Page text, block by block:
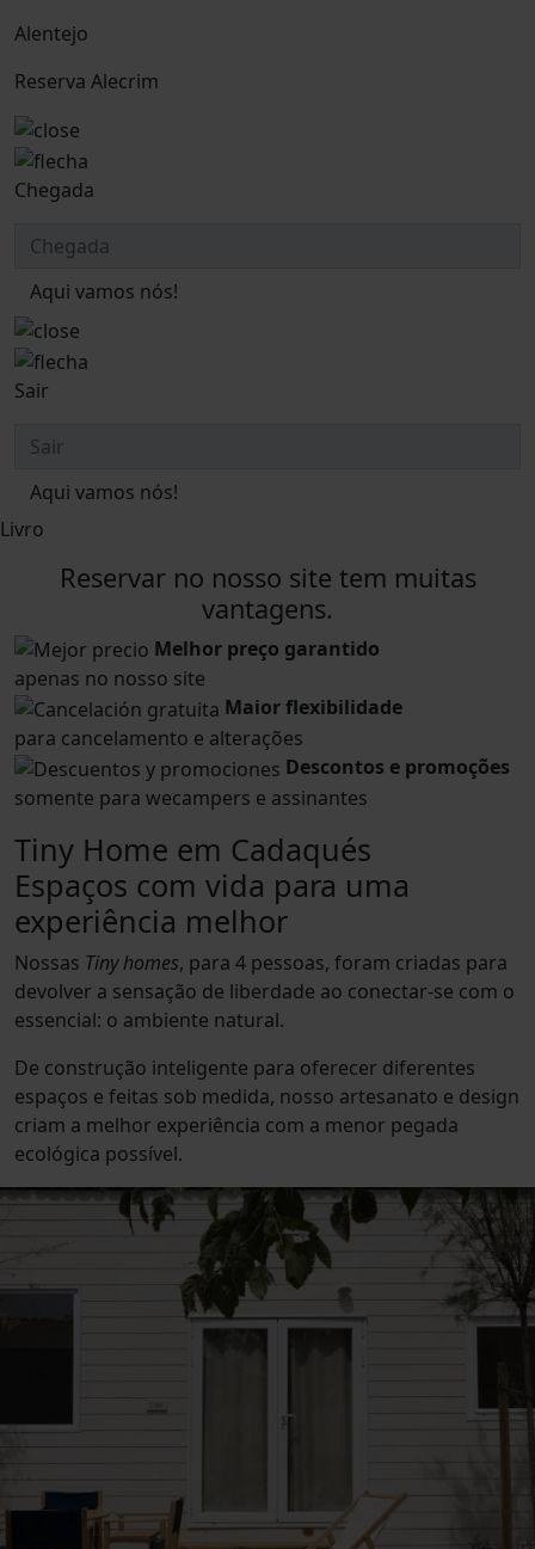
Alentejo
Reserva Alecrim
Chegada
Aqui vamos nós!
Sair
Aqui vamos nós!
Livro
Reservar no nosso site tem muitas
vantagens.
Melhor preço garantido
apenas no nosso site
Maior flexibilidade
para cancelamento e alterações
Descontos e promoções
somente para wecampers e assinantes
Tiny Home em Cadaqués
Espaços com vida para uma
experiência melhor
Nossas Tiny homes, para 4 pessoas, foram criadas para
devolver a sensação de liberdade ao conectar-se com o
essencial: o ambiente natural.
De construção inteligente para oferecer diferentes
espaços e feitas sob medida, nosso artesanato e design
criam a melhor experiência com a menor pegada
ecológica possível.